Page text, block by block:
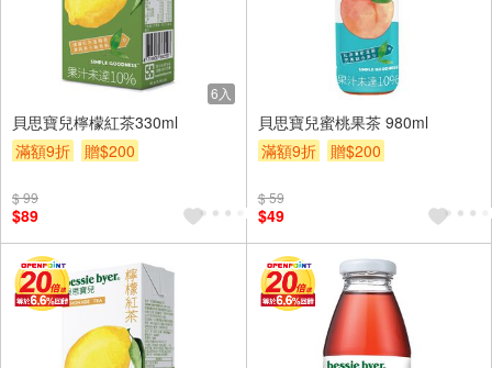
6入
貝思寶兒檸檬紅茶330ml
滿額9折
贈$200
$ 99
$89
貝思寶兒蜜桃果茶 980ml
滿額9折
贈$200
$ 59
$49